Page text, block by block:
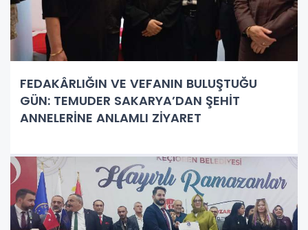
FEDAKÂRLIĞIN VE VEFANIN BULUŞTUĞU
GÜN: TEMUDER SAKARYA’DAN ŞEHİT
ANNELERİNE ANLAMLI ZİYARET